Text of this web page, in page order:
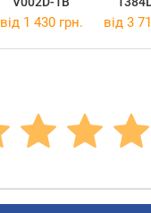
від 1 430 грн. від 3